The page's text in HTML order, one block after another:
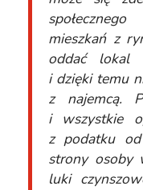
mieszkań z
oddać lokal
i dzięki temu
z najemcą.
i wszystkie
z podatku
strony osoby
luki